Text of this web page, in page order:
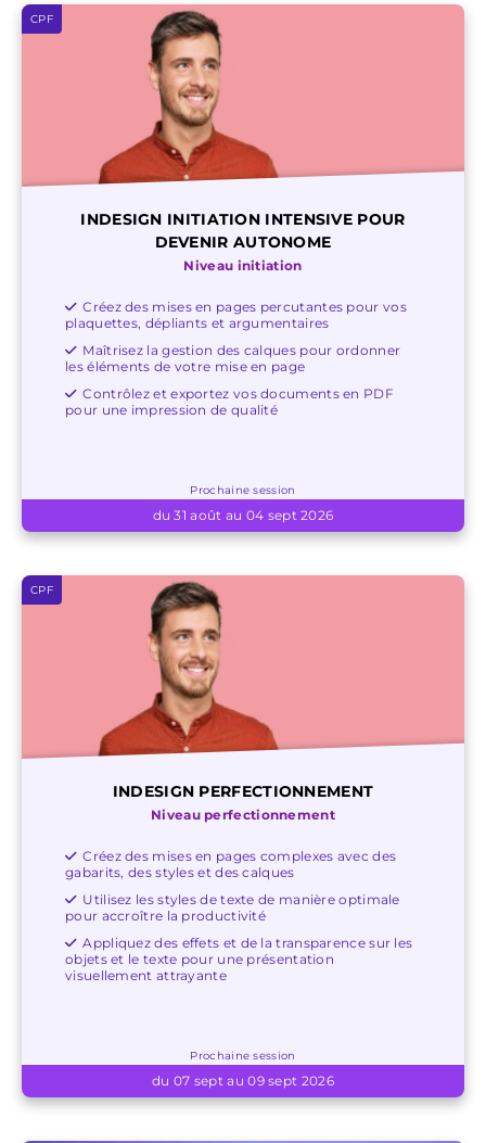
CPF
INDESIGN INITIATION INTENSIVE POUR
DEVENIR AUTONOME
Niveau initiation
Créez des mises en pages percutantes pour vos
plaquettes, dépliants et argumentaires
Maîtrisez la gestion des calques pour ordonner
les éléments de votre mise en page
Contrôlez et exportez vos documents en PDF
pour une impression de qualité
Prochaine session
du 31 août au 04 sept 2026
CPF
INDESIGN PERFECTIONNEMENT
Niveau perfectionnement
Créez des mises en pages complexes avec des
gabarits, des styles et des calques
Utilisez les styles de texte de manière optimale
pour accroître la productivité
Appliquez des effets et de la transparence sur les
objets et le texte pour une présentation
visuellement attrayante
Prochaine session
du 07 sept au 09 sept 2026